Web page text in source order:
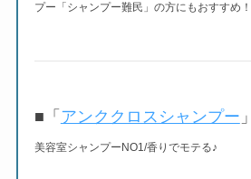
プー「シャンプー難民」の方にもおすすめ！
■「 アンククロスシャンプー 」
美容室シャンプーNO1/香りでモテる♪